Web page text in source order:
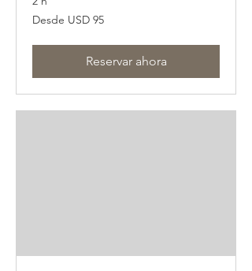
Desde
95
Desde USD 95
Reservar ahora